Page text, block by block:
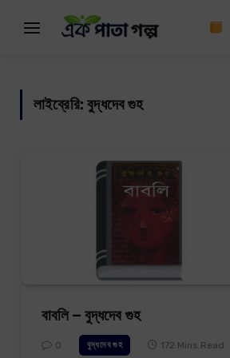
লাইব্রেরি:বুদ্ধদেব গুহ
বাবলি – বুদ্ধদেব গুহ
0 বুদ্ধদেব গুহ 172 Mins Read